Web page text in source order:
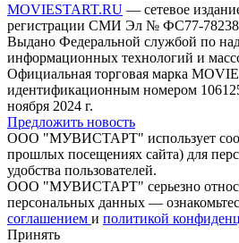
MOVIESTART.RU — сетевое
регистрации СМИ Эл № ФС77-78238
Выдано Федеральной службой по
информационных технологий и
Официальная торговая марка
идентификационным номером
ноября 2024 г.
Предложить новость
ООО "МУВИСТАРТ" использует
прошлых посещениях сайта) для
удобства пользователей.
ООО "МУВИСТАРТ" серьезно
персональных данных —
соглашением и политикой
Принять